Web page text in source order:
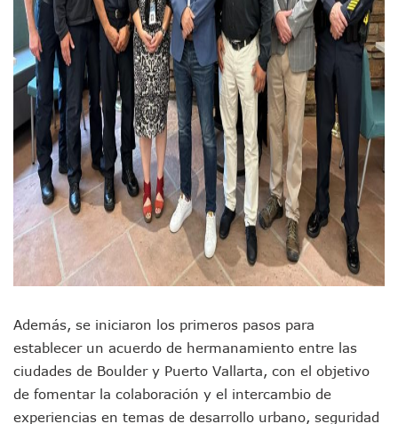
CUCosta E IMSS Nayarit Avanzan En Acuerdos Para
Videos De Presunto Convoy Armado Desatan Operativo
Playa Las Cocinas: Retiran Concesión Y Anuncian Plan De
Dr. Álvarez Zayas Dirige Plan De Salud Animal Y
Por Desaparición Forzada, Expolicías De Nayarit
“El Mayo” Zambada Es Condenado A Morir En Prisión En
Orgullo Vallartense: Zhoemí Luévanos Competirá En El
Brigada Forense Brindará Atención A Familias De
Vecinos De Vallarta 500 Exponen Queja De Vialidades A
Pelea De Extranjera Durante Función De “La Odisea” En
Joven Esgrimista De Puerto Vallarta Asegura Lugar En El
Llegan Camiones “oruga” A Puerto Vallarta Con
Coordinan Operativo Para Las Tradicionales Paseadas
Monzón Mexicano Causará Lluvias Muy Fuertes En
Acusado De Homicidio En El Tuito Permanecerá Un Año
Donald Trump Asistirá A La Final Del Mundial 2026 Entre
Retiran 10 Toneladas De Macroalga En Playa De
Munguía Analiza Pedir 100 MDP De Adelanto De
Bomberas De Vallarta Asistirán A Simposio Internacional
Región Sanitaria VIII Activa Programa Para Menores Con
Además, se iniciaron los primeros pasos para
establecer un acuerdo de hermanamiento entre las
ciudades de Boulder y Puerto Vallarta, con el objetivo
de fomentar la colaboración y el intercambio de
experiencias en temas de desarrollo urbano, seguridad